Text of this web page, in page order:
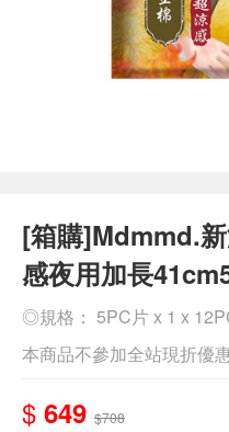
[箱購]Mdmmd.
感夜用加長
◎規格： 5PC片 x 1 x
本商品不參加全站現折優
$ 649 $708